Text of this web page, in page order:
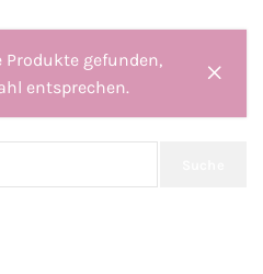
Produkte gefunden,
entsprechen.